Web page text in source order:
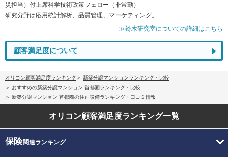
災担当）付上席科学技術政策フェロー（非常勤）
研究分野は応用統計解析、品質管理、マーケティング。
≫鈴木研究室についての詳細はこちら
顧客満足度について
オリコン顧客満足度ランキング
新築分譲マンションランキング・比較
おすすめの新築分譲マンション 首都圏ランキング・比較
新築分譲マンション 首都圏の住戸設備ランキング・口コミ情報
オリコン顧客満足度ランキング一覧
保険関連ランキング